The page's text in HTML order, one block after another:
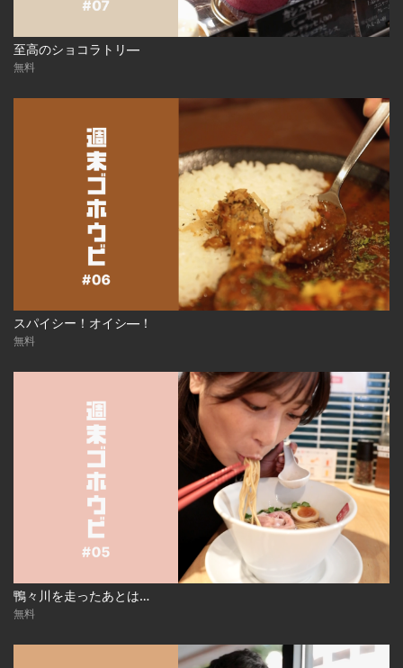
至高のショコラトリ―
無料
スパイシー！オイシ―！
無料
鴨々川を走ったあとは…
無料